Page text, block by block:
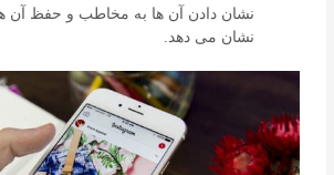
نشان دادن آن ها به مخاطب و حفظ آن
نشان می دهد.